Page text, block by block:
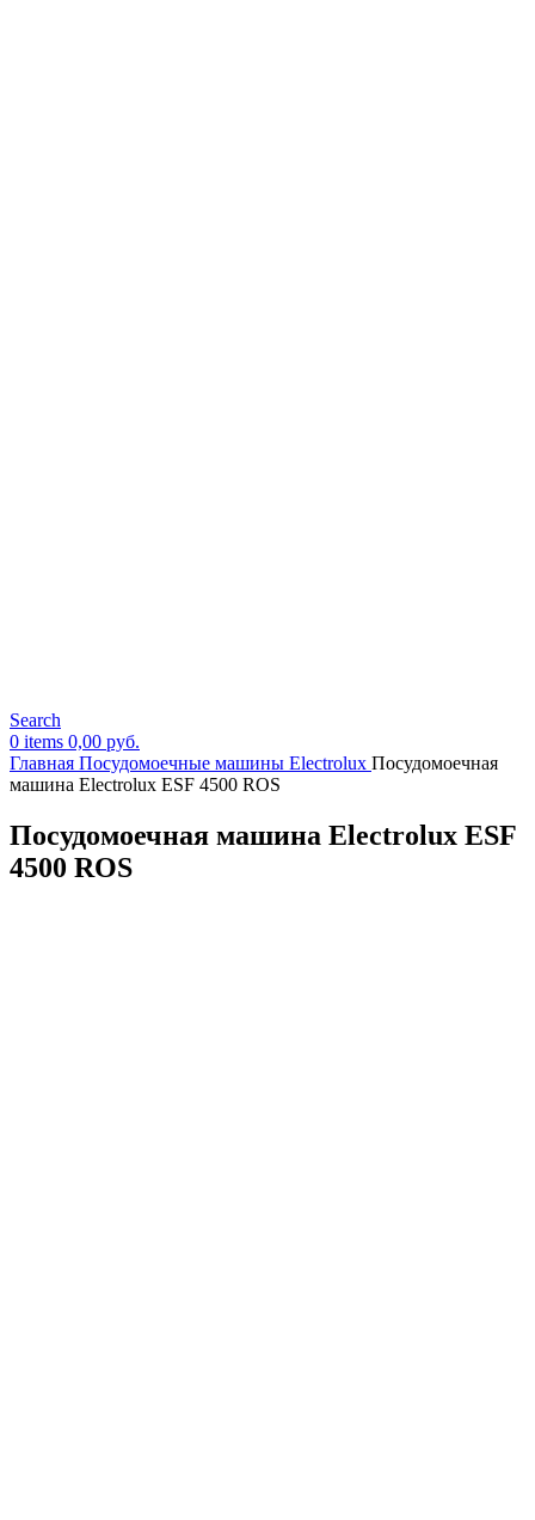
Search
0 items 0,00 руб.
Главная Посудомоечные машины Electrolux Посудомоечная
машина Electrolux ESF 4500 ROS
Посудомоечная машина Electrolux ESF
4500 ROS